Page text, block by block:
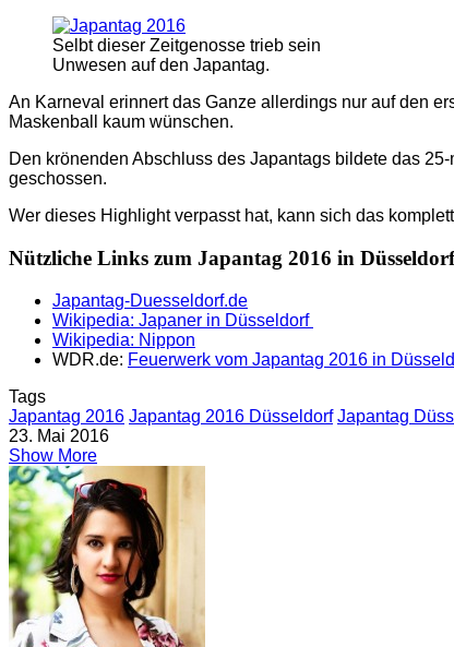
Selbt dieser Zeitgenosse trieb sein
Unwesen auf den Japantag.
An Karneval erinnert das Ganze allerdings nur auf den
Maskenball kaum wünschen.
Den krönenden Abschluss des Japantags bildete das
geschossen.
Wer dieses Highlight verpasst hat, kann sich das
Nützliche Links zum Japantag 2016 in Düsseldorf
Japantag-Duesseldorf.de
Wikipedia: Japaner in Düsseldorf
Wikipedia: Nippon
WDR.de: Feuerwerk vom Japantag 2016 in
Tags
Japantag 2016 Japantag 2016 Düsseldorf Japantag
23. Mai 2016
Show More